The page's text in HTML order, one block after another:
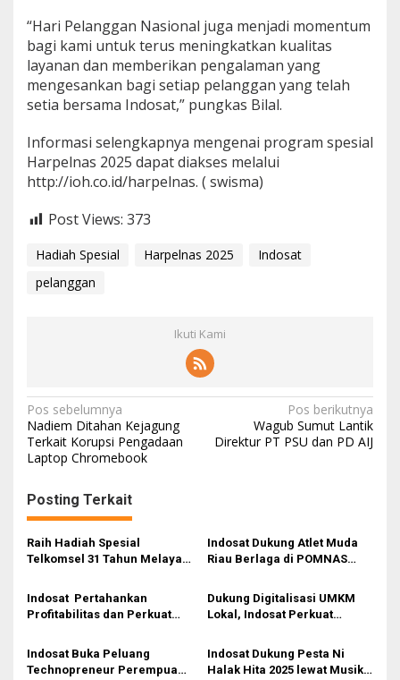
“Hari Pelanggan Nasional juga menjadi momentum
bagi kami untuk terus meningkatkan kualitas
layanan dan memberikan pengalaman yang
mengesankan bagi setiap pelanggan yang telah
setia bersama Indosat,” pungkas Bilal.
Informasi selengkapnya mengenai program spesial
Harpelnas 2025 dapat diakses melalui
http://ioh.co.id/harpelnas. ( swisma)
Post Views: 373
Hadiah Spesial Harpelnas 2025
Indosat
pelanggan
Ikuti Kami
N
a
v
i
g
a
s
i
p
s
Pos sebelumnya
Nadiem Ditahan Kejagung
Terkait Korupsi Pengadaan
Laptop Chromebook
Pos berikutnya
Wagub Sumut Lantik
Direktur PT PSU dan PD AIJ
Posting Terkait
Raih Hadiah Spesial
Telkomsel 31 Tahun Melayani
Indosat Dukung Atlet Muda
Riau Berlaga di POMNAS
Indosat Pertahankan
Profitabilitas dan Perkuat
Dukung Digitalisasi UMKM
Lokal, Indosat Perkuat
Barat
Indosat Buka Peluang
Technopreneur Perempuan
Indosat Dukung Pesta Ni
Halak Hita 2025 lewat Musik